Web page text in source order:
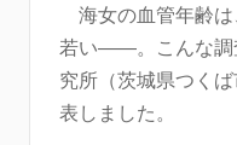
海女の血管年齢は
若い――。こんな調
究所（茨城県つく
表しました。